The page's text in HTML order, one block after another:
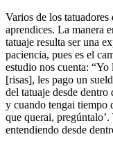
Varios de los
aprendices. La manera
tatuaje resulta ser una
paciencia, pues es el
estudio nos cuenta:
[risas], les pago un
del tatuaje desde
y cuando tengai tiempo
que querai,
entendiendo desde